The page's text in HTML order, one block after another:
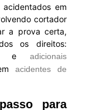
em
cortador
a prova certa,
os direitos:
e adicionais
acidentes de
para